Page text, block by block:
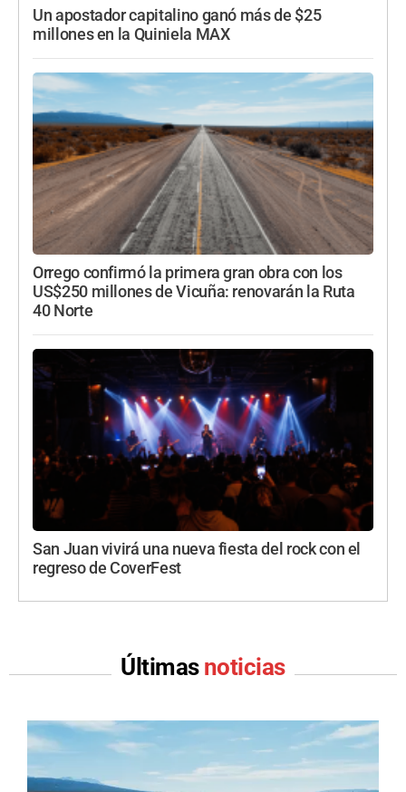
Un apostador capitalino ganó más de $25
millones en la Quiniela MAX
Orrego confirmó la primera gran obra con los
US$250 millones de Vicuña: renovarán la Ruta
40 Norte
San Juan vivirá una nueva fiesta del rock con el
regreso de CoverFest
Últimas noticias